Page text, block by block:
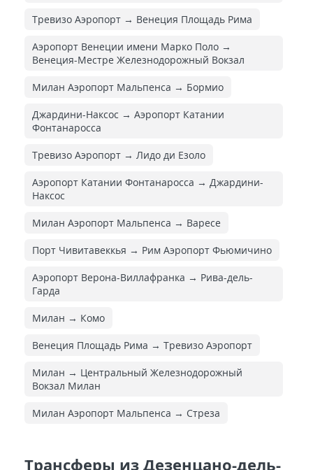
Тревизо Аэропорт → Венеция Площадь Рима
Аэропорт Венеции имени Марко Поло →
Венеция-Местре Железнодорожный Вокзал
Милан Аэропорт Мальпенса → Бормио
Джардини-Наксос → Аэропорт Катании
Фонтанаросса
Тревизо Аэропорт → Лидо ди Езоло
Аэропорт Катании Фонтанаросса → Джардини-
Наксос
Милан Аэропорт Мальпенса → Варесе
Порт Чивитавеккья → Рим Аэропорт Фьюмичино
Аэропорт Верона-Виллафранка → Рива-дель-
Гарда
Милан → Комо
Венеция Площадь Рима → Тревизо Аэропорт
Милан → Центральный Железнодорожный
Вокзал Милан
Милан Аэропорт Мальпенса → Стреза
Трансферы из Дезенцано-дель-